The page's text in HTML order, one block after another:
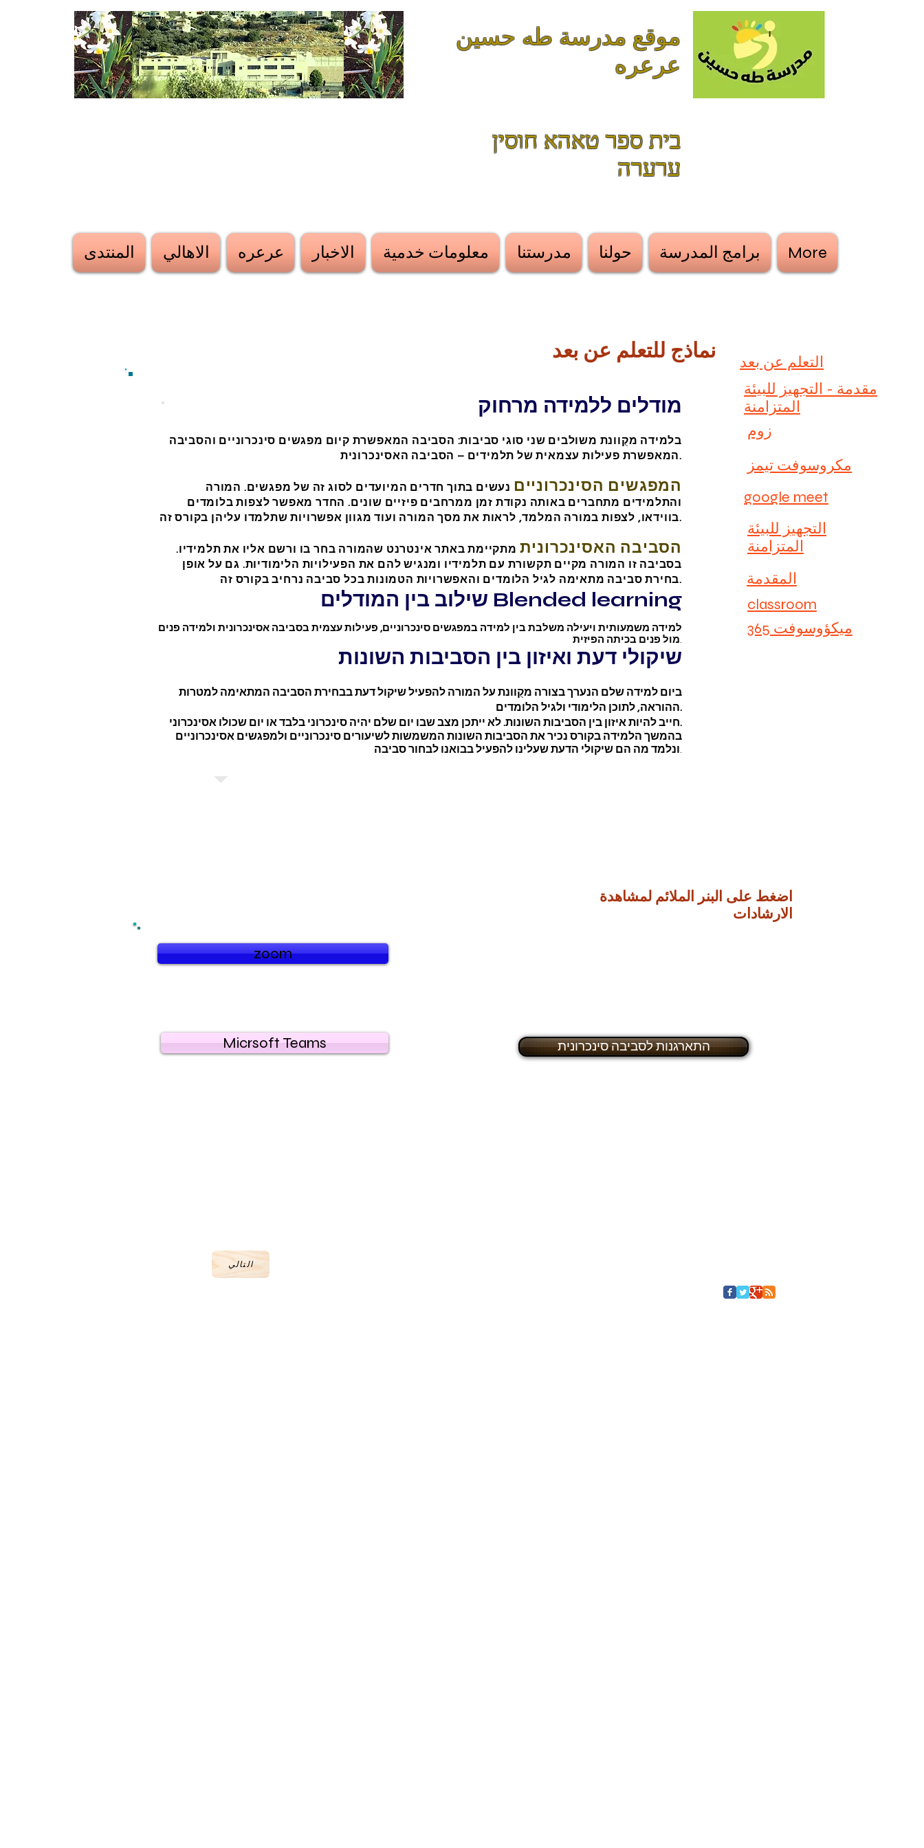
عرعره
בית ספר טאהא חוסין
ערערה
المنتدى الاهالي عرعره الاخبار معلومات خدمية مدرستنا حولنا برامج المدرسة More
نماذج للتعلم عن بعد
מודלים ללמידה מרחוק
בלמידה מקֻוונת משולבים שני סוגי סביבות: הסביבה המאפשרת קיום מפגשים סינכרוניים והסביבה
המאפשרת פעילות עצמאית של תלמידים – הסביבה האסינכרונית.
המפגשים הסינכרוניים נעשים בתוך חדרים המיועדים לסוג זה של מפגשים. המורה
והתלמידים מתחברים באותה נקודת זמן ממרחבים פיזיים שונים. החדר מאפשר לצפות בלומדים
בווידאו, לצפות במורה המלמד, לראות את מסך המורה ועוד מגוון אפשרויות שתלמדו עליהן בקורס זה.
הסביבה האסינכרונית מתקיימת באתר אינטרנט שהמורה בחר בו ורשם אליו את תלמידיו.
בסביבה זו המורה מקיים תקשורת עם תלמידיו ומנגיש להם את הפעילויות הלימודיות. גם על אופן
בחירת סביבה מתאימה לגיל הלומדים והאפשרויות הטמונות בכל סביבה נרחיב בקורס זה.
שילוב בין המודלים Blended learning
למידה משמעותית ויעילה משלבת בין למידה במפגשים סינכרוניים, פעילות עצמית בסביבה אסינכרונית ולמידה פנים
מול פנים בכיתה הפיזית.
שיקולי דעת ואיזון בין הסביבות השונות
ביום למידה שלם הנערך בצורה מקֻוונת על המורה להפעיל שיקול דעת בבחירת הסביבה המתאימה למטרות
ההוראה, לתוכן הלימודי ולגיל הלומדים.
חייב להיות איזון בין הסביבות השונות. לא ייתכן מצב שבו יום שלם יהיה סינכרוני בלבד או יום שכולו אסינכרוני.
בהמשך הלמידה בקורס נכיר את הסביבות השונות המשמשות לשיעורים סינכרוניים ולמפגשים אסינכרוניים
ונלמד מה הם שיקולי הדעת שעלינו להפעיל בבואנו לבחור סביבה.
التعلم عن بعد
مقدمة - التجهيز للبيئة
المتزامنة
زوم
مكروسوفت تيمز
google meet
التجهيز للبيئة
المتزامنة
المقدمة
classroom
ميكؤوسوفت 365
اضغط على البنر الملائم لمشاهدة
الارشادات
zoom
Micrsoft Teams התארגנות לסביבה סינכרונית
التالي